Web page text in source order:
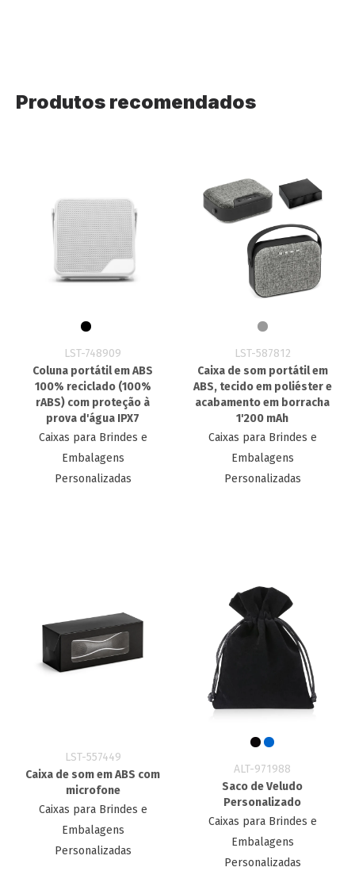
Produtos recomendados
LST-748909
Coluna portátil em ABS
100% reciclado (100%
rABS) com proteção à
prova d'água IPX7
Caixas para Brindes e
Embalagens
Personalizadas
LST-587812
Caixa de som portátil em
ABS, tecido em poliéster e
acabamento em borracha
1'200 mAh
Caixas para Brindes e
Embalagens
Personalizadas
LST-557449
Caixa de som em ABS com
microfone
Caixas para Brindes e
Embalagens
Personalizadas
ALT-971988
Saco de Veludo
Personalizado
Caixas para Brindes e
Embalagens
Personalizadas